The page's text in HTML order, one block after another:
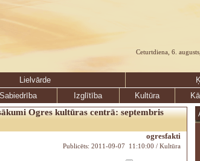
Ceturtdiena, 6.
Lielvārde
Sabiedrība Izglītība Kultūra
Ogres kultūras centrā: septembris
ogresfakti
Publicēts: 2011-09-07 11:10:00 / Kultūra